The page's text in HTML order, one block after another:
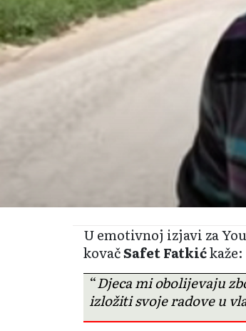
U emotivnoj izjavi za
kovačSafet Fatkićkaže:
“Djeca mi obolijevaju
izložiti svoje radove u